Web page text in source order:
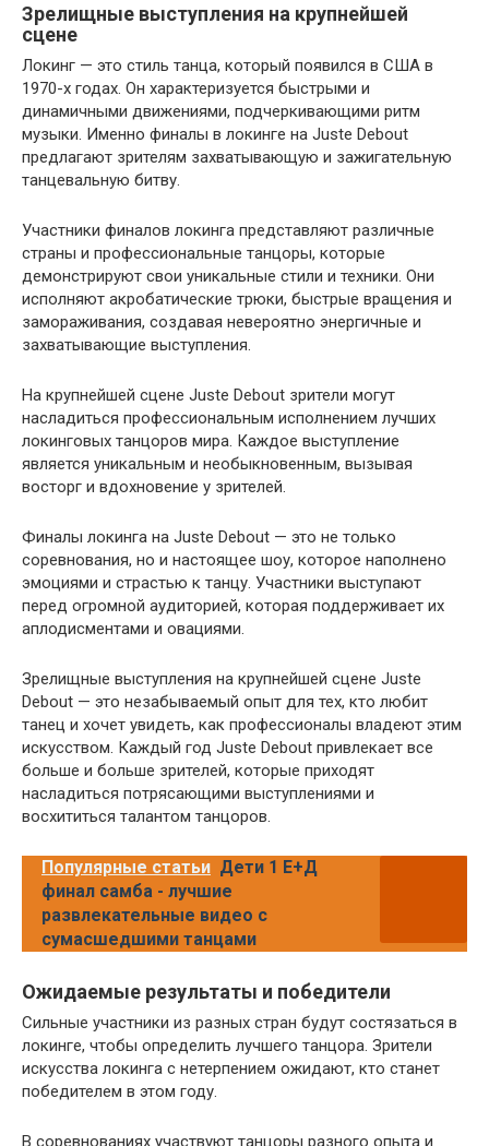
Зрелищные выступления на крупнейшей
сцене
Локинг — это стиль танца, который появился в США в
1970-х годах. Он характеризуется быстрыми и
динамичными движениями, подчеркивающими ритм
музыки. Именно финалы в локинге на Juste Debout
предлагают зрителям захватывающую и зажигательную
танцевальную битву.
Участники финалов локинга представляют различные
страны и профессиональные танцоры, которые
демонстрируют свои уникальные стили и техники. Они
исполняют акробатические трюки, быстрые вращения и
замораживания, создавая невероятно энергичные и
захватывающие выступления.
На крупнейшей сцене Juste Debout зрители могут
насладиться профессиональным исполнением лучших
локинговых танцоров мира. Каждое выступление
является уникальным и необыкновенным, вызывая
восторг и вдохновение у зрителей.
Финалы локинга на Juste Debout — это не только
соревнования, но и настоящее шоу, которое наполнено
эмоциями и страстью к танцу. Участники выступают
перед огромной аудиторией, которая поддерживает их
аплодисментами и овациями.
Зрелищные выступления на крупнейшей сцене Juste
Debout — это незабываемый опыт для тех, кто любит
танец и хочет увидеть, как профессионалы владеют этим
искусством. Каждый год Juste Debout привлекает все
больше и больше зрителей, которые приходят
насладиться потрясающими выступлениями и
восхититься талантом танцоров.
Популярные статьи Дети 1 Е+Д
финал самба - лучшие
развлекательные видео с
сумасшедшими танцами
Ожидаемые результаты и победители
Сильные участники из разных стран будут состязаться в
локинге, чтобы определить лучшего танцора. Зрители
искусства локинга с нетерпением ожидают, кто станет
победителем в этом году.
В соревнованиях участвуют танцоры разного опыта и